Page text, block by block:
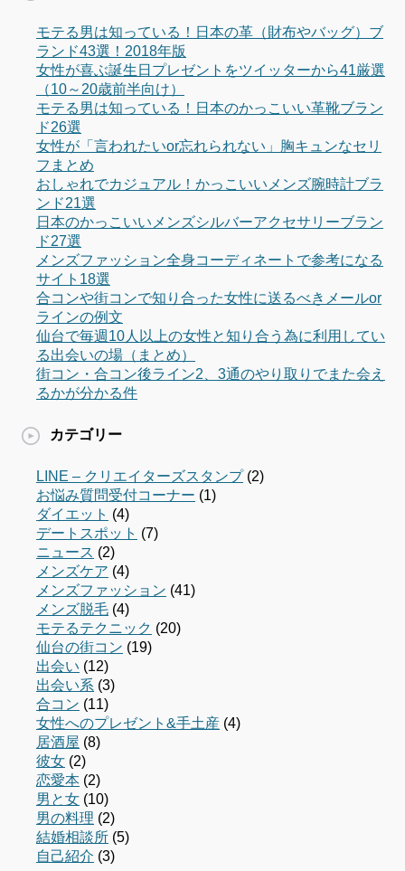
モテる男は知っている！日本の革（財布やバッグ）ブ
ランド43選！2018年版
女性が喜ぶ誕生日プレゼントをツイッターから41厳選
（10～20歳前半向け）
モテる男は知っている！日本のかっこいい革靴ブラン
ド26選
女性が「言われたいor忘れられない」胸キュンなセリ
フまとめ
おしゃれでカジュアル！かっこいいメンズ腕時計ブラ
ンド21選
日本のかっこいいメンズシルバーアクセサリーブラン
ド27選
メンズファッション全身コーディネートで参考になる
サイト18選
合コンや街コンで知り合った女性に送るべきメールor
ラインの例文
仙台で毎週10人以上の女性と知り合う為に利用してい
る出会いの場（まとめ）
街コン・合コン後ライン2、3通のやり取りでまた会え
るかが分かる件
カテゴリー
LINE – クリエイターズスタンプ(2)
お悩み質問受付コーナー (1)
ダイエット (4)
デートスポット (7)
ニュース (2)
メンズケア (4)
メンズファッション (41)
メンズ脱毛 (4)
モテるテクニック (20)
仙台の街コン (19)
出会い (12)
出会い系 (3)
合コン (11)
女性へのプレゼント&手土産 (4)
居酒屋 (8)
彼女 (2)
恋愛本 (2)
男と女 (10)
男の料理 (2)
結婚相談所 (5)
自己紹介 (3)